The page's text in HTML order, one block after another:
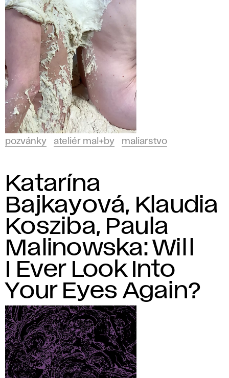
pozvánky ateliér mal+by maliarstvo
Katarína
Bajkayová, Klaudia
Kosziba, Paula
Malinowska: Will
I Ever Look Into
Your Eyes Again?